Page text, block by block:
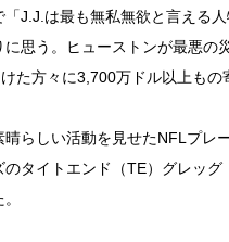
「J.J.は最も無私無欲と言える
思う。ヒューストンが最悪
た方々に3,700万ドル以上もの
らしい活動を見せたNFLプレ
タイトエンド（TE）グレッ